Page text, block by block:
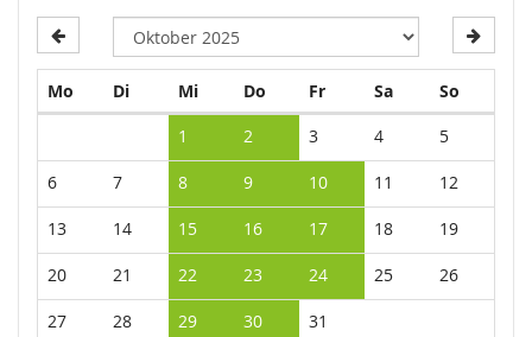
Mo Montag
DiDienstag
MiMittwoch
Do Donnerstag
FrFreitagSaSamstag
So
1 2 3 4 5
6 7 8 9 10 11 12
13 14 15 16 17 18 19
20 21 22 23 24 25 26
27 28 29 30 31